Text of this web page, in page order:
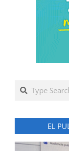
Search
EL